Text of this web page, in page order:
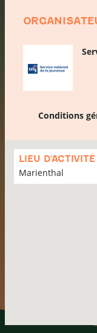
Conditions
LIEU D'ACTIVITÉ
Marienthal
Passer
carte